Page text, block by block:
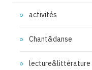
activités
Chant&danse
lecture&littérature